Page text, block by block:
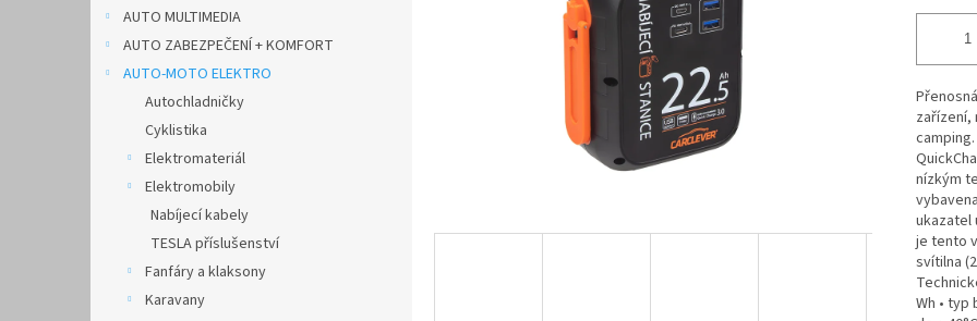
AUTO MULTIMEDIA
AUTO ZABEZPEČENÍ + KOMFORT
AUTO-MOTO ELEKTRO
Autochladničky
Cyklistika
Elektromateriál
Elektromobily
Nabíjecí kabely
TESLA příslušenství
Fanfáry a klaksony
Karavany
zařízení,
nízkým
ukazatel
je tento
svítilna
Wh • typ